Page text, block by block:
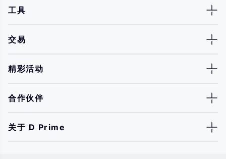
工具
交易
精彩活动
合作伙伴
关于 D Prime